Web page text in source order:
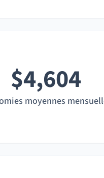
$4,604
moyennes